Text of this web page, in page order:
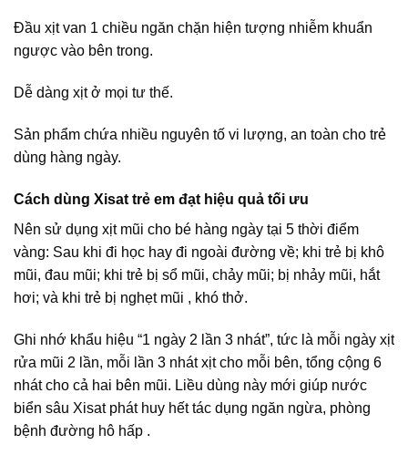
Đầu xịt van 1 chiều ngăn chặn hiện tượng nhiễm khuẩn
ngược vào bên trong.
Dễ dàng xịt ở mọi tư thế.
Sản phẩm chứa nhiều nguyên tố vi lượng, an toàn cho trẻ
dùng hàng ngày.
Cách dùng Xisat trẻ em đạt hiệu quả tối ưu
Nên sử dụng xịt mũi cho bé hàng ngày tại 5 thời điểm
vàng: Sau khi đi học hay đi ngoài đường về; khi trẻ bị khô
mũi, đau mũi; khi trẻ bị sổ mũi, chảy mũi; bị nhảy mũi, hắt
hơi; và khi trẻ bị nghẹt mũi , khó thở.
Ghi nhớ khẩu hiệu “1 ngày 2 lần 3 nhát”, tức là mỗi ngày xịt
rửa mũi 2 lần, mỗi lần 3 nhát xịt cho mỗi bên, tổng cộng 6
nhát cho cả hai bên mũi. Liều dùng này mới giúp nước
biển sâu Xisat phát huy hết tác dụng ngăn ngừa, phòng
bệnh đường hô hấp .